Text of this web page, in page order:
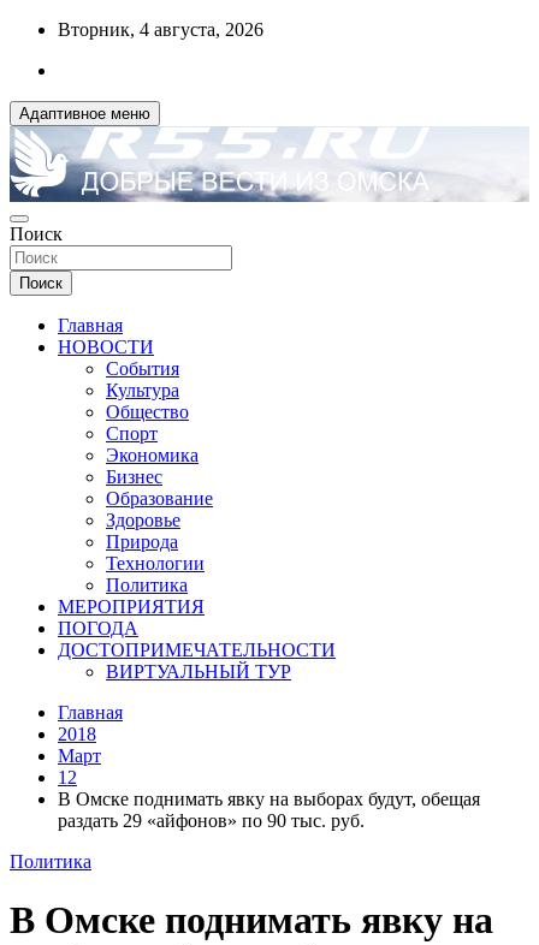
Перейти
содержимому
Вторник, 4 августа, 2026
Адаптивное меню
R55.RU
ДОБРЫЕ ВЕСТИ ИЗ ОМСКА
Поиск
Поиск
Главная
НОВОСТИ
События
Культура
Общество
Спорт
Экономика
Бизнес
Образование
Здоровье
Природа
Технологии
Политика
МЕРОПРИЯТИЯ
ПОГОДА
ДОСТОПРИМЕЧАТЕЛЬНОСТИ
ВИРТУАЛЬНЫЙ ТУР
Главная
2018
Март
12
В Омске поднимать явку на выборах будут, обещая
раздать 29 «айфонов» по 90 тыс. руб.
Политика
В Омске поднимать явку на